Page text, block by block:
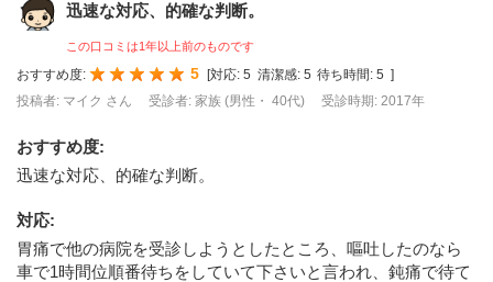
迅速な対応、的確な判断。
この口コミは1年以上前のものです
おすすめ度: 5 [対応: 5 清潔感: 5 待ち時間: 5 ]
投稿者: マイク さん
受診者: 家族 (男性・ 40代) 受診時期: 2017年
おすすめ度:
迅速な対応、的確な判断。
対応:
胃痛で他の病院を受診しようとしたところ、嘔吐したのなら
車で1時間位順番待ちをしていて下さいと言われ、鈍痛で待て